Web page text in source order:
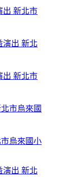
出 新北市
出 新北市
烏來國小